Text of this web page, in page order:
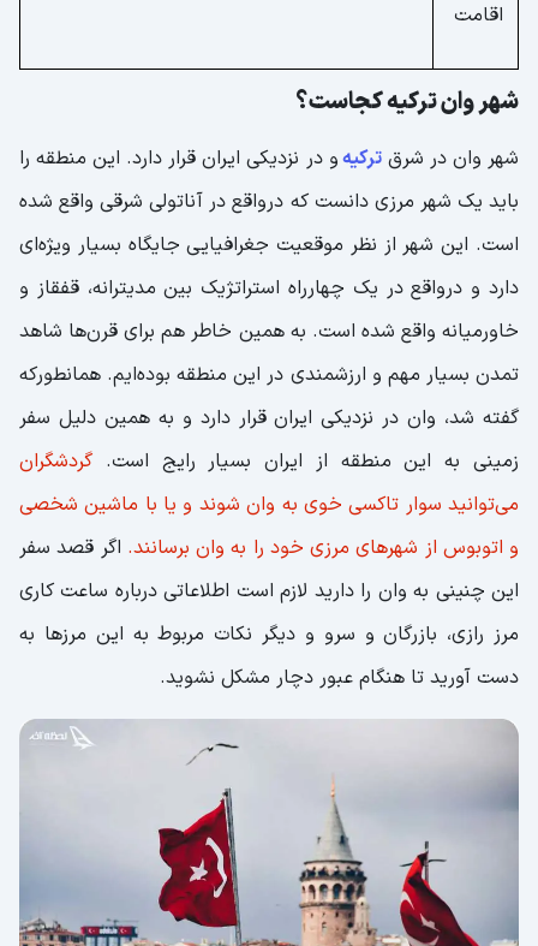
اقامت
شهر وان ترکیه کجاست؟
شهر وان در شرقترکیهو در نزدیکی ایران قرار دارد. این منطقه را
باید یک شهر مرزی دانست که درواقع در آناتولی شرقی واقع شده
است. این شهر از نظر موقعیت جغرافیایی جایگاه بسیار ویژه‌ای
دارد و درواقع در یک چهارراه استراتژیک بین مدیترانه، قفقاز و
خاورمیانه واقع شده است. به همین خاطر هم برای قرن‌ها شاهد
تمدن بسیار مهم و ارزشمندی در این منطقه بوده‌ایم. همانطورکه
گفته شد، وان در نزدیکی ایران قرار دارد و به همین دلیل سفر
زمینی به این منطقه از ایران بسیار رایج است. گردشگران
می‌توانید سوار تاکسی خوی به وان شوند و یا با ماشین شخصی
و اتوبوس از شهرهای مرزی خود را به وان برسانند. اگر قصد سفر
این چنینی به وان را دارید لازم است اطلاعاتی درباره ساعت کاری
مرز رازی، بازرگان و سرو و دیگر نکات مربوط به این مرزها به
دست آورید تا هنگام عبور دچار مشکل نشوید.